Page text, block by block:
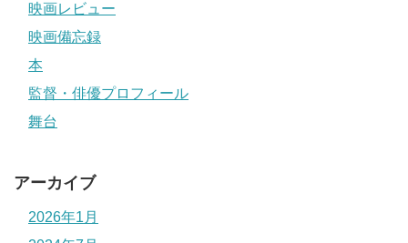
映画レビュー
映画備忘録
本
監督・俳優プロフィール
舞台
アーカイブ
2026年1月